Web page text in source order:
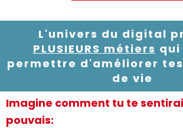
L'univers du digital
PLUSIEURS métiers
permettre d'améliorer
de vie
Imagine comment tu te
pouvais: